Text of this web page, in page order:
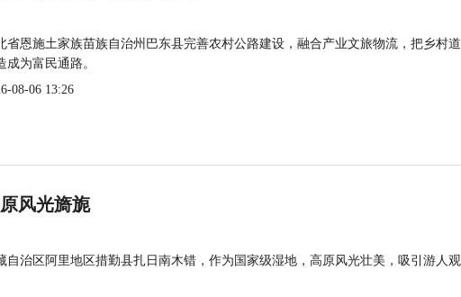
省恩施土家族苗族自治州巴东县完善农村公路建设，融合产业文旅物流，把乡村
成为富民通路。
08-06 13:26
风光旖旎
自治区阿里地区措勤县扎日南木错，作为国家级湿地，高原风光壮美，吸引游人观